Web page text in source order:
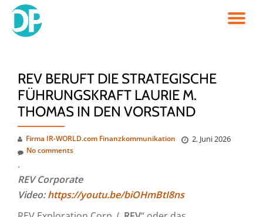
Skip
REV BERUFT DIE STRATEGISCHE
FÜHRUNGSKRAFT LAURIE M.
THOMAS IN DEN VORSTAND
Firma IR-WORLD.com Finanzkommunikation 2. Juni 2026
No comments
.
REV Corporate
Video:https://youtu.be/biOHmBtI8ns